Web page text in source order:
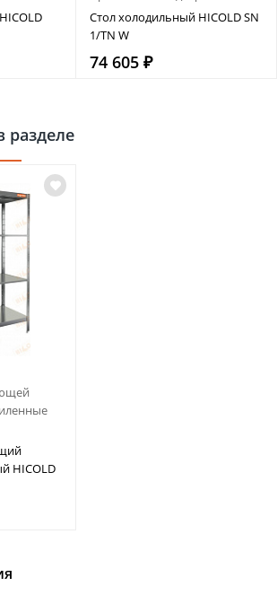
Стол холодильный HICOLD SN
1/TN W
74 605 ₽
разделе
HICOLD